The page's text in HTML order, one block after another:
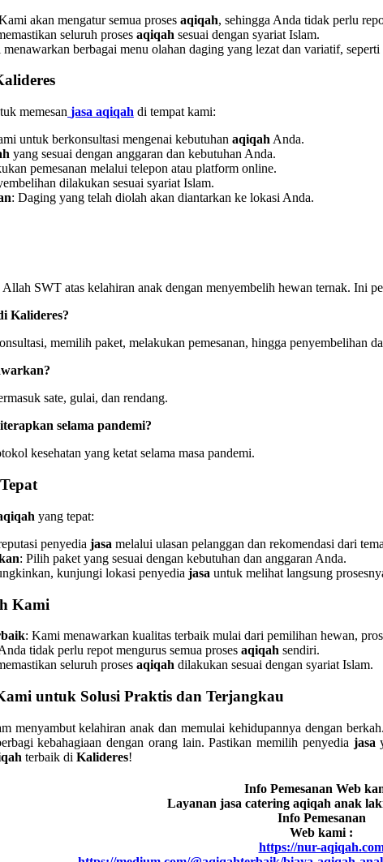
akan mengatur semua proses aqiqah, sehingga Anda tidak perlu
seluruh proses aqiqah sesuai dengan syariat Islam.
berbagai menu olahan daging yang lezat dan variatif, seperti
memesan jasa aqiqah di tempat kami:
untuk berkonsultasi mengenai kebutuhan aqiqah Anda.
yang sesuai dengan anggaran dan kebutuhan Anda.
pemesanan melalui telepon atau platform online.
dilakukan sesuai syariat Islam.
: Daging yang telah diolah akan diantarkan ke lokasi Anda.
SWT atas kelahiran anak dengan menyembelih hewan ternak. Ini
Kalideres?
memilih paket, melakukan pemesanan, hingga penyembelihan
sate, gulai, dan rendang.
selama pandemi?
kesehatan yang ketat selama masa pandemi.
yang tepat:
penyedia jasa melalui ulasan pelanggan dan rekomendasi dari
: Pilih paket yang sesuai dengan kebutuhan dan anggaran Anda.
kunjungi lokasi penyedia jasa untuk melihat langsung
Kami
: Kami menawarkan kualitas terbaik mulai dari pemilihan hewan,
tidak perlu repot mengurus semua proses aqiqah sendiri.
seluruh proses aqiqah dilakukan sesuai dengan syariat Islam.
untuk Solusi Praktis dan Terjangkau
menyambut kelahiran anak dan memulai kehidupannya dengan
kebahagiaan dengan orang lain. Pastikan memilih penyedia jasa
terbaik di Kalideres!
Info Pemesanan Web
Layanan jasa catering aqiqah anak
Info Pemesanan
Web kami :
https://nur-